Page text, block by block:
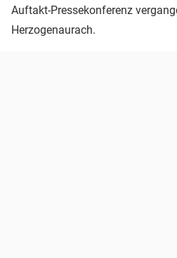
Auftakt-Pressekonferenz
Herzogenaurach.